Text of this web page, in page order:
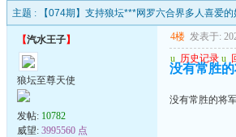
主题 : 【074期】支持狼坛***网罗六合界多人喜爱
【汽水王子】
狼坛至尊天使
发帖: 10782
威望: 3995560 点
4楼 发表于:
u 历史记录 u
没有常胜
没有常胜的将